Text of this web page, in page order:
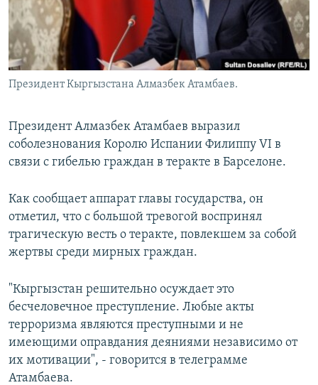
Президент Кыргызстана Алмазбек Атамбаев.
Президент Алмазбек Атамбаев выразил
соболезнования Королю Испании Филиппу VI в
связи с гибелью граждан в теракте в Барселоне.
Как сообщает аппарат главы государства, он
отметил, что с большой тревогой воспринял
трагическую весть о теракте, повлекшем за собой
жертвы среди мирных граждан.
"Кыргызстан решительно осуждает это
бесчеловечное преступление. Любые акты
терроризма являются преступными и не
имеющими оправдания деяниями независимо от
их мотивации", - говорится в телеграмме
Атамбаева.